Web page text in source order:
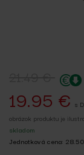
19.95 € s
obrázok produktu je
skladom
Jednotková cena: